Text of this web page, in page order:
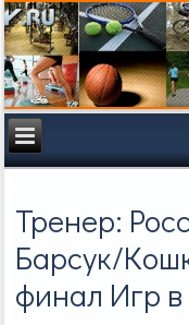
Тренер:
Барсук/
финал Игр